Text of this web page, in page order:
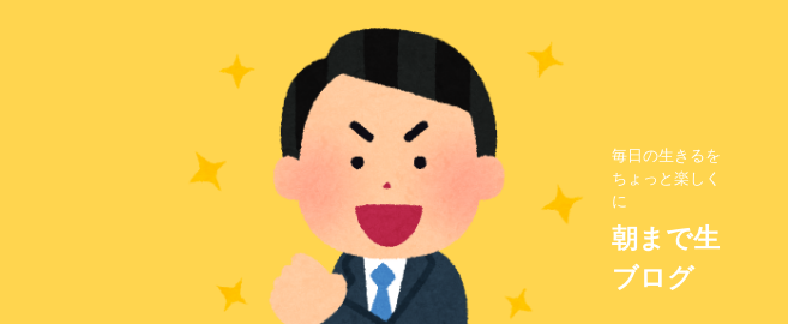
毎日の生きるを
ちょっと楽しく
に
朝まで生
ブログ